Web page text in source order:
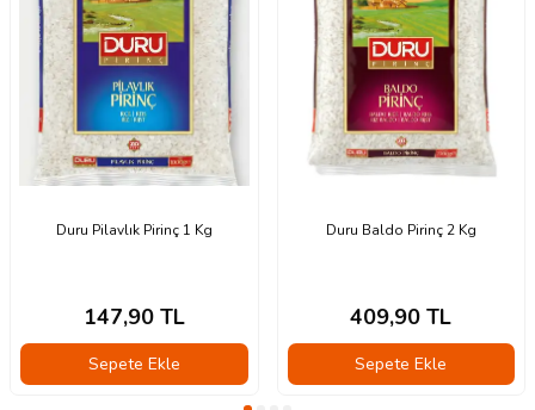
Duru Pilavlık Pirinç 1 Kg
147,90TL
Sepete Ekle
Duru Baldo Pirinç 2 Kg
409,90 TL
Sepete Ekle